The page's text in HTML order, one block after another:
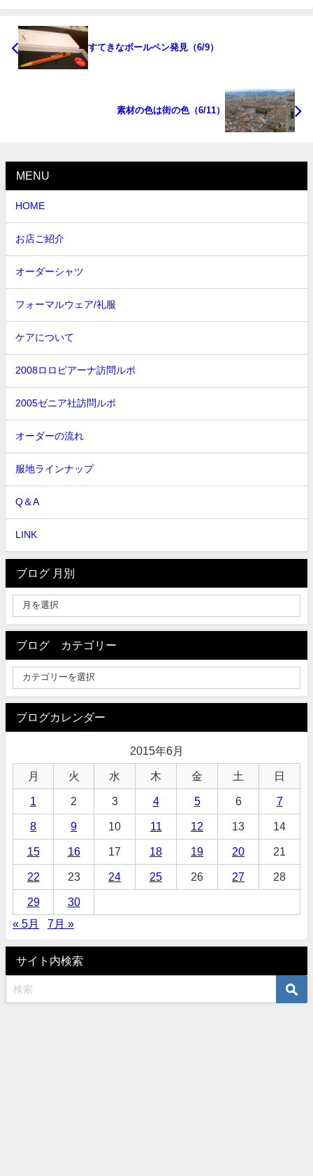
すてきなボールペン発見（6/9）
素材の色は街の色（6/11）
MENU
HOME
お店ご紹介
オーダーシャツ
フォーマルウェア/礼服
ケアについて
2008ロロピアーナ訪問ルポ
2005ゼニア社訪問ルポ
オーダーの流れ
服地ラインナップ
Q＆A
LINK
ブログ 月別
ブログ カテゴリー
ブログカレンダー
2015年6月
月 火 水 木 金 土 日
1 2 3 4 5 6 7
8 9 10 11 12 13 14
15 16 17 18 19 20 21
22 23 24 25 26 27 28
29
30
« 5月
7月 »
サイト内検索